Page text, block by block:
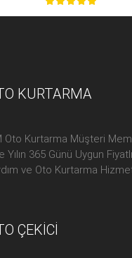
KURTARMA
Oto Kurtarma Müşteri
Yılın 365 Günü Uygun
ve Oto Kurtarma
ÇEKİCİ